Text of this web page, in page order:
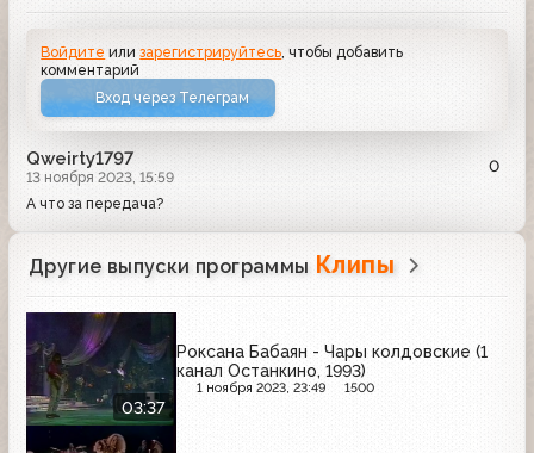
Войдите илизарегистрируйтесь , чтобы добавить
комментарий
Вход через Телеграм
Qweirty1797
13 ноября 2023, 15:59
0
А что за передача?
Другие выпуски программы Клипы
03:37
Роксана Бабаян - Чары колдовские (1
канал Останкино, 1993)
1 ноября 2023, 23:49 1500